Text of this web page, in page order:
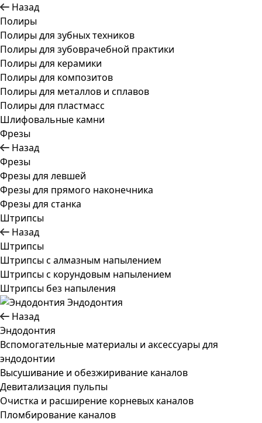
Назад
Полиры
Полиры для зубных техников
Полиры для зубоврачебной практики
Полиры для керамики
Полиры для композитов
Полиры для металлов и сплавов
Полиры для пластмасс
Шлифовальные камни
Фрезы
Назад
Фрезы
Фрезы для левшей
Фрезы для прямого наконечника
Фрезы для станка
Штрипсы
Назад
Штрипсы
Штрипсы c алмазным напылением
Штрипсы c корундовым напылением
Штрипсы без напыления
Эндодонтия
Назад
Эндодонтия
Вспомогательные материалы и аксессуары для
эндодонтии
Высушивание и обезжиривание каналов
Девитализация пульпы
Очистка и расширение корневых каналов
Пломбирование каналов